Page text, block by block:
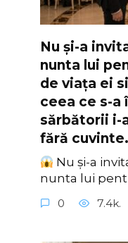
Nu și-a
nunta lui
de viața ei
ceea ce s-a
sărbătorii i-
fără
Nu și-a
nunta lui
0 7.4k.